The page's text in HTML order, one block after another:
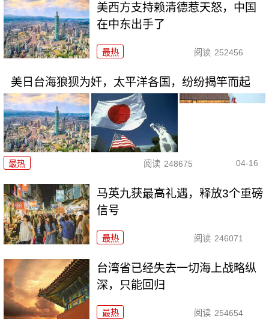
美西方支持赖清德惹天怒，中国
在中东出手了
最热 阅读 252456
美日台海狼狈为奸，太平洋各国，纷纷揭竿而起
最热 阅读 248675 04-16
马英九获最高礼遇，释放3个重磅
信号
最热 阅读 246071
台湾省已经失去一切海上战略纵
深，只能回归
最热 阅读 254654